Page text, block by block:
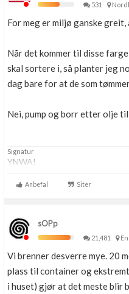
531
For meg er miljø ganske
Når det kommer til disse
skal sortere i, så planter jeg
dag bare for at de som
Nei, pump og borr etter olje
Signatur
YNWA!
Anbefal Siter
sOPp
21,481
Vi brenner desverre mye. 20
plass til container og
i huset) gjør at det meste blir